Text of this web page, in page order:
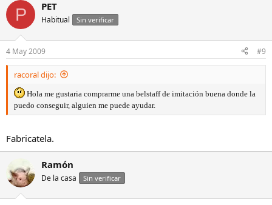
P PET
Habitual Sin verificar
4 May 2009 #9
racoral dijo:
Hola me gustaria comprarme una belstaff de imitación buena donde la
puedo conseguir, alguien me puede ayudar.
Fabricatela.
Ramón
De la casa Sin verificar